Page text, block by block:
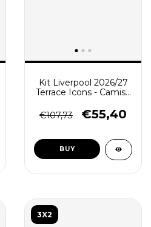
Kit Liverpool 2026/27
Terrace Icons - Camisa
Preta - Verde
€107,73 €55,40
BUY
3X2